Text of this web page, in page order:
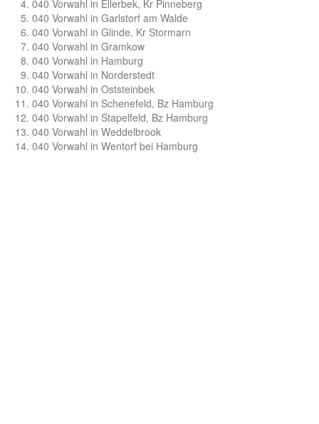
040 Vorwahl in Ellerbek, Kr Pinneberg
040 Vorwahl in Garlstorf am Walde
040 Vorwahl in Glinde, Kr Stormarn
040 Vorwahl in Gramkow
040 Vorwahl in Hamburg
040 Vorwahl in Norderstedt
040 Vorwahl in Oststeinbek
040 Vorwahl in Schenefeld, Bz Hamburg
040 Vorwahl in Stapelfeld, Bz Hamburg
040 Vorwahl in Weddelbrook
040 Vorwahl in Wentorf bei Hamburg